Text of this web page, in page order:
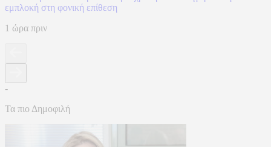
εμπλοκή στη φονική επίθεση
1 ώρα πριν
-
Τα πιο Δημοφιλή